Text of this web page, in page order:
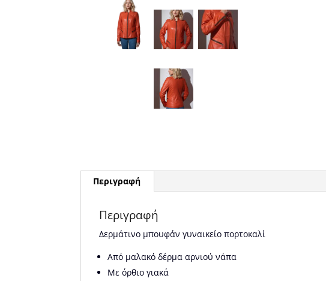
Περιγραφή
Περιγραφή
Δερμάτινο μπουφάν γυναικείο πορτοκαλί
Από μαλακό δέρμα αρνιού νάπα
Με όρθιο γιακά